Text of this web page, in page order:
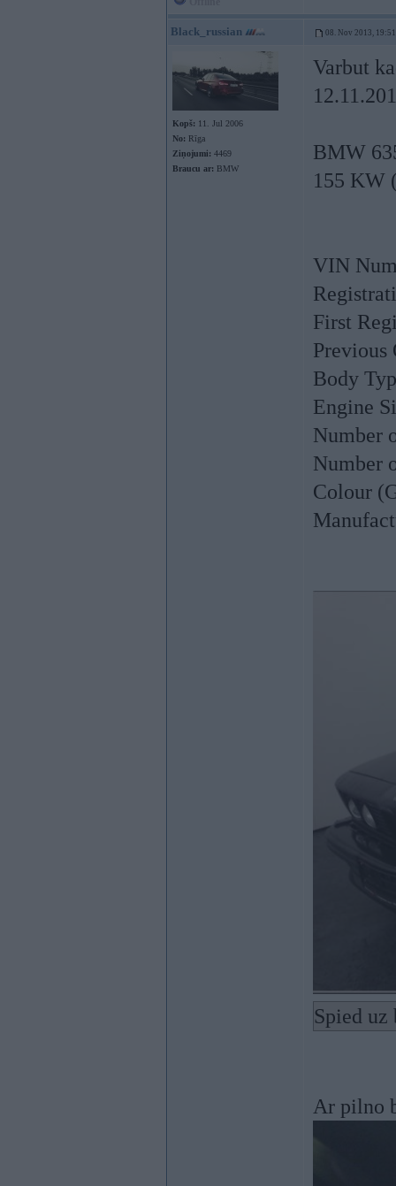
Black_russian 08. Nov 2013, 19:51
Kopš: 11. Jul 2006
No: Rīga
Ziņojumi: 4469
Braucu ar: BMW
Varbut
BMW
155 KW
VIN
First
Previous
Body
Engine
Number
Number
Colour
Spied
Ar pilno